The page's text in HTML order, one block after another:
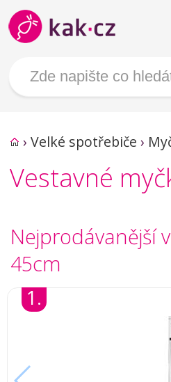
› Velké spotřebiče ›
Vestavné
Nejprodávanější
45cm
1.